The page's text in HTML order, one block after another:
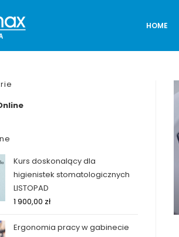
HOME
Kurs doskonalący dla
higienistek stomatologicznych
LISTOPAD
1 900,00 zł
Ergonomia pracy w gabinecie